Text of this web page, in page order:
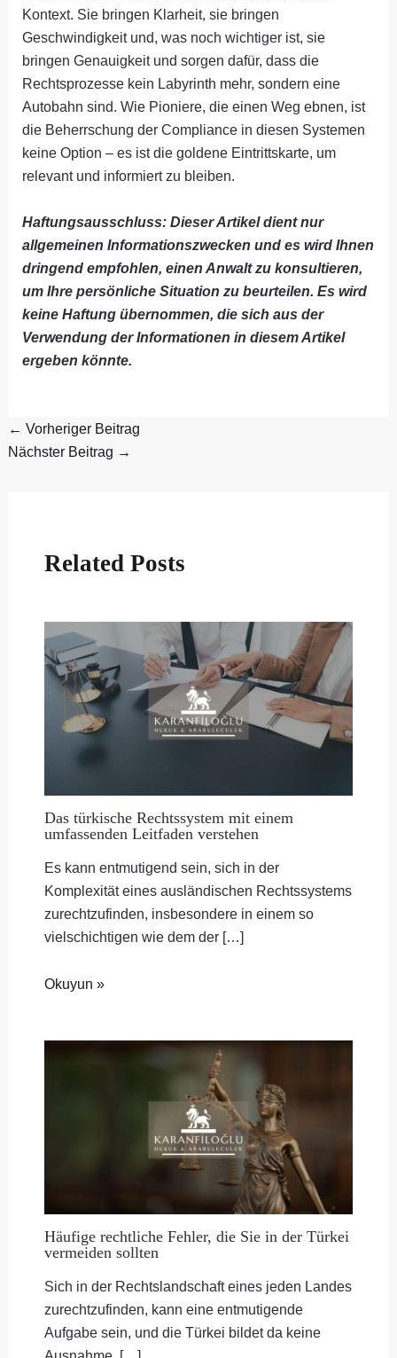
Kontext. Sie bringen Klarheit, sie bringen
Geschwindigkeit und, was noch wichtiger ist, sie
bringen Genauigkeit und sorgen dafür, dass die
Rechtsprozesse kein Labyrinth mehr, sondern eine
Autobahn sind. Wie Pioniere, die einen Weg ebnen, ist
die Beherrschung der Compliance in diesen Systemen
keine Option – es ist die goldene Eintrittskarte, um
relevant und informiert zu bleiben.
Haftungsausschluss: Dieser Artikel dient nur
allgemeinen Informationszwecken und es wird Ihnen
dringend empfohlen, einen Anwalt zu konsultieren,
um Ihre persönliche Situation zu beurteilen. Es wird
keine Haftung übernommen, die sich aus der
Verwendung der Informationen in diesem Artikel
ergeben könnte.
← Vorheriger Beitrag
Nächster Beitrag →
Related Posts
Das türkische Rechtssystem mit einem
umfassenden Leitfaden verstehen
Es kann entmutigend sein, sich in der
Komplexität eines ausländischen Rechtssystems
zurechtzufinden, insbesondere in einem so
vielschichtigen wie dem der […]
Okuyun »
Häufige rechtliche Fehler, die Sie in der Türkei
vermeiden sollten
Sich in der Rechtslandschaft eines jeden Landes
zurechtzufinden, kann eine entmutigende
Aufgabe sein, und die Türkei bildet da keine